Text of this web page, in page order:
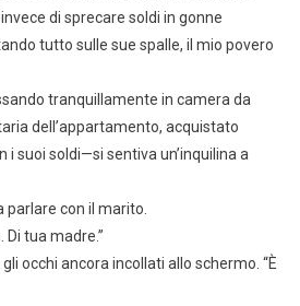
di sprecare soldi in gonne
tutto sulle sue spalle, il mio povero
tranquillamente in camera da
dell’appartamento, acquistato
suoi soldi—si sentiva un’inquilina a
con il marito.
Di tua madre.”
gli occhi ancora incollati allo schermo. “È